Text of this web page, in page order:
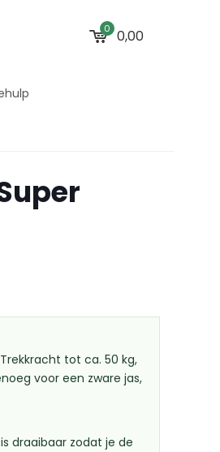
0 0,00
tot ca. 50 kg,
voor een zware jas,
draaibaar zodat je de